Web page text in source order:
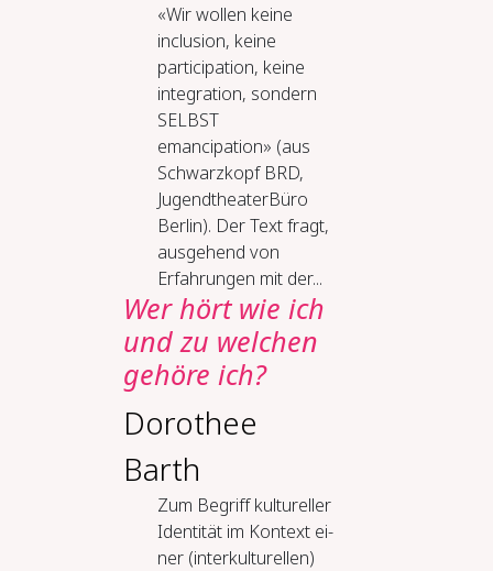
«Wir wollen keine
inclusion, keine
participation, keine
integration, sondern
SELBST
emancipation» (aus
Schwarzkopf BRD,
JugendtheaterBüro
Berlin). Der Text fragt,
ausgehend von
Erfahrungen mit der...
Wer hört wie ich
und zu wel­chen
ge­hö­re ich?
Dorothee
Barth
Zum Be­griff kul­tu­rel­ler
Iden­ti­tät im Kon­text ei­
ner (in­ter­kul­tu­rel­len)